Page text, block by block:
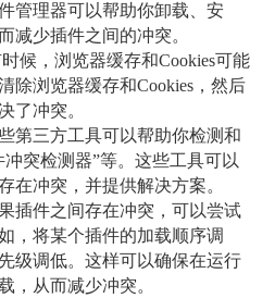
管理器可以帮助你卸载、安
减少插件之间的冲突。
候，浏览器缓存和Cookies可能
除浏览器缓存和Cookies，然后
了冲突。
第三方工具可以帮助你检测和
突检测器”等。这些工具可以
在冲突，并提供解决方案。
插件之间存在冲突，可以尝试
，将某个插件的加载顺序调
级调低。这样可以确保在运行
，从而减少冲突。